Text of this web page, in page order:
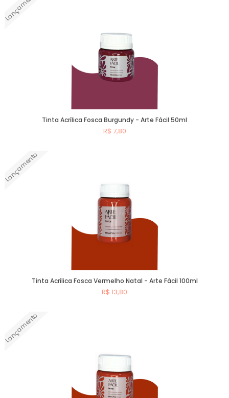
Tinta Acrílica Fosca Burgundy - Arte Fácil 50ml
R$ 7,80
Lançamento
Tinta Acrílica Fosca Vermelho Natal - Arte Fácil 100ml
R$ 13,80
Lançamento